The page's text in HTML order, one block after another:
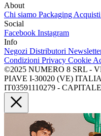
About
Chi siamo Packaging
Social
Facebook Instagram
Info
Negozi Distributori
Condizioni Privacy Cookie
©2025 NUMERO 8 SRL -
PIAVE I-30020 (VE)
IT03591110279 -